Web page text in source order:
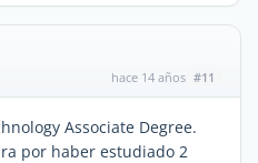
hace 14 años #11
Associate Degree.
por haber estudiado 2